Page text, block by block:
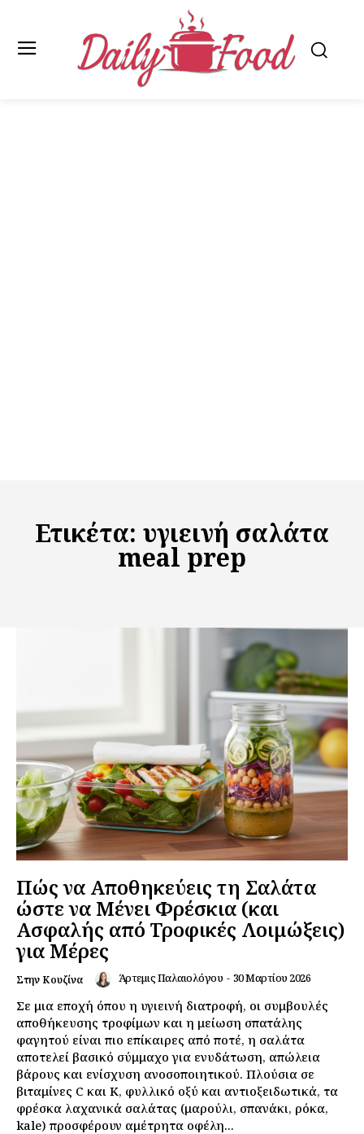
Ετικέτα: υγιεινή σαλάτα
meal prep
Πώς να Αποθηκεύεις τη Σαλάτα
ώστε να Μένει Φρέσκια (και
Ασφαλής από Τροφικές Λοιμώξεις)
για Μέρες
Στην Κουζίνα Άρτεμις Παλαιολόγου - 30 Μαρτίου 2026
Σε μια εποχή όπου η υγιεινή διατροφή, οι συμβουλές
αποθήκευσης τροφίμων και η μείωση σπατάλης
φαγητού είναι πιο επίκαιρες από ποτέ, η σαλάτα
αποτελεί βασικό σύμμαχο για ενυδάτωση, απώλεια
βάρους και ενίσχυση ανοσοποιητικού. Πλούσια σε
βιταμίνες C και K, φυλλικό οξύ και αντιοξειδωτικά, τα
φρέσκα λαχανικά σαλάτας (μαρούλι, σπανάκι, ρόκα,
kale) προσφέρουν αμέτρητα οφέλη...